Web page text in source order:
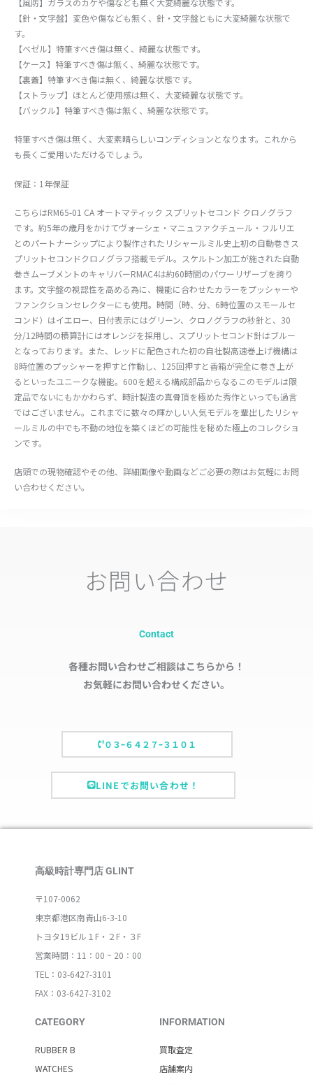
【風防】ガラスのカケや傷なども無く大変綺麗な状態です。
【針・文字盤】変色や傷なども無く、針・文字盤ともに大変綺麗な状態で
す。
【ベゼル】特筆すべき傷は無く、綺麗な状態です。
【ケース】特筆すべき傷は無く、綺麗な状態です。
【裏蓋】特筆すべき傷は無く、綺麗な状態です。
【ストラップ】ほとんど使用感は無く、大変綺麗な状態です。
【バックル】特筆すべき傷は無く、綺麗な状態です。
特筆すべき傷は無く、大変素晴らしいコンディションとなります。これから
も長くご愛用いただけるでしょう。
保証：1年保証
こちらはRM65-01 CA オートマティック スプリットセコンド クロノグラフ
です。約5年の歳月をかけてヴォーシェ・マニュファクチュール・フルリエ
とのパートナーシップにより製作されたリシャールミル史上初の自動巻きス
プリットセコンドクロノグラフ搭載モデル。スケルトン加工が施された自動
巻きムーブメントのキャリバーRMAC4は約60時間のパワーリザーブを誇り
ます。文字盤の視認性を高める為に、機能に合わせたカラーをプッシャーや
ファンクションセレクターにも使用。時間（時、分、6時位置のスモールセ
コンド）はイエロー、日付表示にはグリーン、クロノグラフの秒針と、30
分/12時間の積算計にはオレンジを採用し、スプリットセコンド針はブルー
となっております。また、レッドに配色された初の自社製高速巻上げ機構は
8時位置のプッシャーを押すと作動し、125回押すと香箱が完全に巻き上が
るといったユニークな機能。600を超える構成部品からなるこのモデルは限
定品でないにもかかわらず、時計製造の真骨頂を極めた秀作といっても過言
ではございません。これまでに数々の輝かしい人気モデルを輩出したリシャ
ールミルの中でも不動の地位を築くほどの可能性を秘めた極上のコレクショ
ンです。
店頭での現物確認やその他、詳細画像や動画などご必要の際はお気軽にお問
い合わせください。
お問い合わせ
Contact
各種お問い合わせご相談はこちらから！
お気軽にお問い合わせください。
０３ｰ６４２７ｰ３１０１
LINEでお問い合わせ！
高級時計専門店 GLINT
〒107-0062
東京都港区南青山6-3-10
トヨタ19ビル１F・２F・３F
営業時間：11：00 ~ 20：00
TEL：03-6427-3101
FAX：03-6427-3102
CATEGORY
RUBBER B
WATCHES
INFORMATION
買取査定
店舗案内